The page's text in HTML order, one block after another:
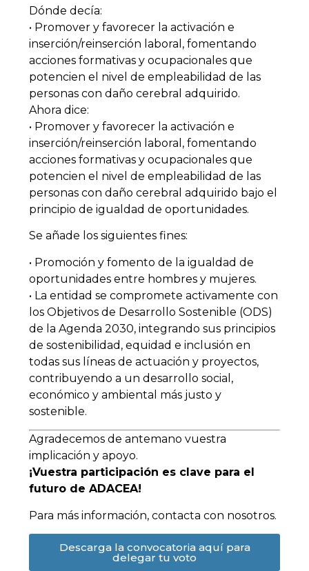
Dónde decía:
• Promover y favorecer la activación e
inserción/reinserción laboral, fomentando
acciones formativas y ocupacionales que
potencien el nivel de empleabilidad de las
personas con daño cerebral adquirido.
Ahora dice:
• Promover y favorecer la activación e
inserción/reinserción laboral, fomentando
acciones formativas y ocupacionales que
potencien el nivel de empleabilidad de las
personas con daño cerebral adquirido bajo el
principio de igualdad de oportunidades.
Se añade los siguientes fines:
• Promoción y fomento de la igualdad de
oportunidades entre hombres y mujeres.
• La entidad se compromete activamente con
los Objetivos de Desarrollo Sostenible (ODS)
de la Agenda 2030, integrando sus principios
de sostenibilidad, equidad e inclusión en
todas sus líneas de actuación y proyectos,
contribuyendo a un desarrollo social,
económico y ambiental más justo y
sostenible.
Agradecemos de antemano vuestra
implicación y apoyo.
¡Vuestra participación es clave para el
futuro de ADACEA!
Para más información, contacta con nosotros.
Descarga la convocatoria aquí para
delegar tu voto